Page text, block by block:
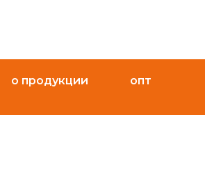
о продукции
опт